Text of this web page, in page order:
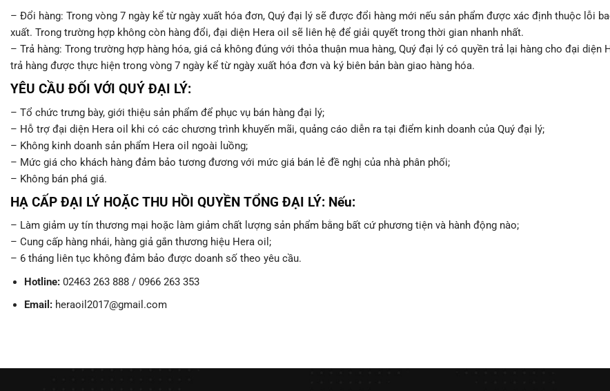
– Đổi hàng: Trong vòng 7 ngày kể từ ngày xuất hóa đơn, Quý đại lý sẽ được đổi hàng mới nếu sản phẩm được xác định thuộc lỗi
xuất. Trong trường hợp không còn hàng đổi, đại diện Hera oil sẽ liên hệ để giải quyết trong thời gian nhanh nhất.
– Trả hàng: Trong trường hợp hàng hóa, giá cả không đúng với thỏa thuận mua hàng, Quý đại lý có quyền trả lại hàng cho đại diện
trả hàng được thực hiện trong vòng 7 ngày kể từ ngày xuất hóa đơn và ký biên bản bàn giao hàng hóa.
YÊU CẦU ĐỐI VỚI QUÝ ĐẠI LÝ:
– Tổ chức trưng bày, giới thiệu sản phẩm để phục vụ bán hàng đại lý;
– Hỗ trợ đại diện Hera oil khi có các chương trình khuyến mãi, quảng cáo diễn ra tại điểm kinh doanh của Quý đại lý;
– Không kinh doanh sản phẩm Hera oil ngoài luồng;
– Mức giá cho khách hàng đảm bảo tương đương với mức giá bán lẻ đề nghị của nhà phân phối;
– Không bán phá giá.
HẠ CẤP ĐẠI LÝ HOẶC THU HỒI QUYỀN TỔNG ĐẠI LÝ: Nếu:
– Làm giảm uy tín thương mại hoặc làm giảm chất lượng sản phẩm bằng bất cứ phương tiện và hành động nào;
– Cung cấp hàng nhái, hàng giả gắn thương hiệu Hera oil;
– 6 tháng liên tục không đảm bảo được doanh số theo yêu cầu.
Hotline: 02463 263 888 / 0966 263 353
Email: heraoil2017@gmail.com